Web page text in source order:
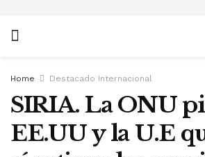
Home Destacado Internacional
SIRIA. La ONU
EE.UU y la U.E